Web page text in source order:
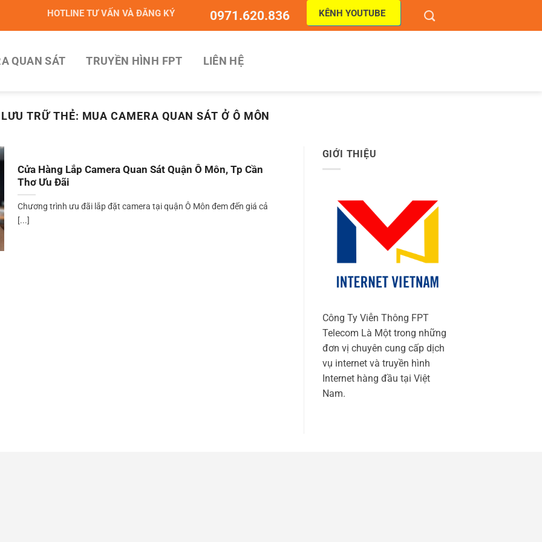
HOTLINE TƯ VẤN VÀ ĐĂNG KÝ 0971.620.836 KÊNH YOUTUBE
QUAN SÁT TRUYỀN HÌNH FPT LIÊN HỆ
LƯU TRỮ THẺ: MUA CAMERA QUAN SÁT Ở Ô MÔN
Cửa Hàng Lắp Camera Quan Sát Quận Ô Môn, Tp Cần
Thơ Ưu Đãi
Chương trình ưu đãi lắp đặt camera tại quận Ô Môn đem đến giá cả
[...]
GIỚI THIỆU
Công Ty Viễn Thông FPT
Telecom Là Một trong những
đơn vị chuyên cung cấp dịch
vụ internet và truyền hình
Internet hàng đầu tại Việt
Nam.